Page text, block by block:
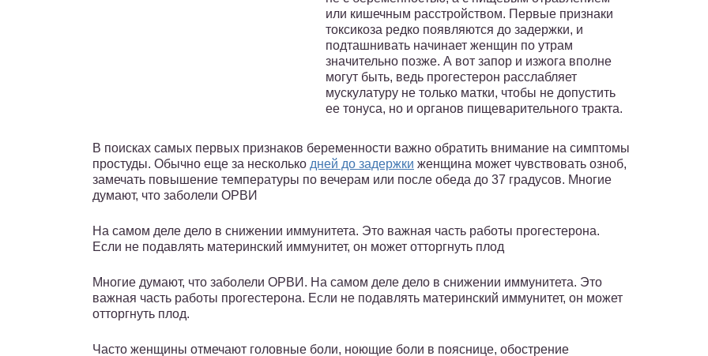
или кишечным расстройством. Первые признаки
токсикоза редко появляются до задержки, и
подташнивать начинает женщин по утрам
значительно позже. А вот запор и изжога вполне
могут быть, ведь прогестерон расслабляет
мускулатуру не только матки, чтобы не допустить
ее тонуса, но и органов пищеварительного тракта.
В поисках самых первых признаков беременности важно обратить внимание на симптомы
простуды. Обычно еще за несколько дней до задержки женщина может чувствовать озноб,
замечать повышение температуры по вечерам или после обеда до 37 градусов. Многие
думают, что заболели ОРВИ
На самом деле дело в снижении иммунитета. Это важная часть работы прогестерона.
Если не подавлять материнский иммунитет, он может отторгнуть плод
Многие думают, что заболели ОРВИ. На самом деле дело в снижении иммунитета. Это
важная часть работы прогестерона. Если не подавлять материнский иммунитет, он может
отторгнуть плод.
Часто женщины отмечают головные боли, ноющие боли в пояснице, обострение